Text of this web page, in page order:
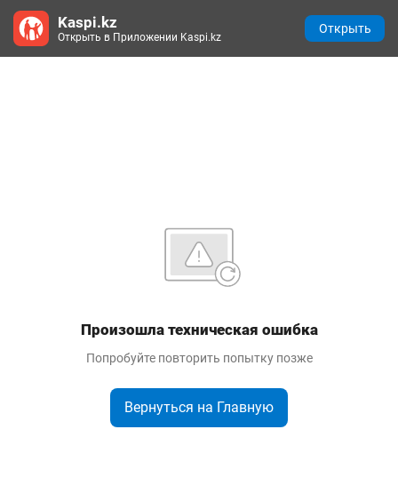
Произошла техническая ошибка
Попробуйте повторить попытку позже
Вернуться на Главную
Kaspi.kz
Открыть в Приложении Kaspi.kz
Открыть